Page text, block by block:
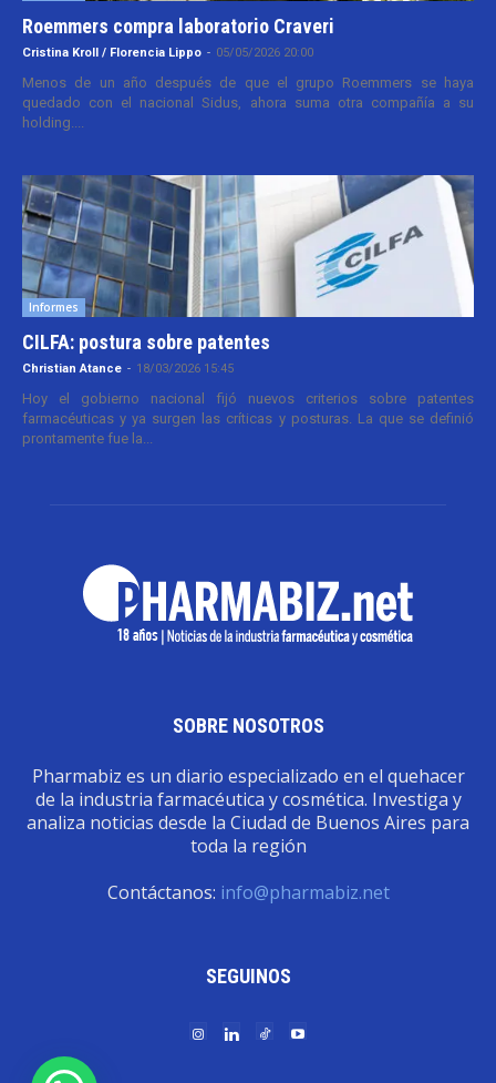
Roemmers compra laboratorio Craveri
Cristina Kroll / Florencia Lippo - 05/05/2026 20:00
Menos de un año después de que el grupo Roemmers se haya
quedado con el nacional Sidus, ahora suma otra compañía a su
holding....
Informes
CILFA: postura sobre patentes
Christian Atance - 18/03/2026 15:45
Hoy el gobierno nacional fijó nuevos criterios sobre patentes
farmacéuticas y ya surgen las críticas y posturas. La que se definió
prontamente fue la...
SOBRE NOSOTROS
Pharmabiz es un diario especializado en el quehacer
de la industria farmacéutica y cosmética. Investiga y
analiza noticias desde la Ciudad de Buenos Aires para
toda la región
Contáctanos: info@pharmabiz.net
SEGUINOS